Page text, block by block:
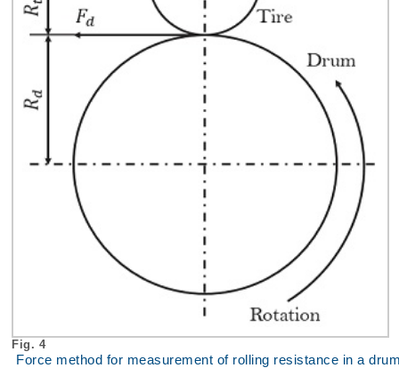
Fig. 4
Force method for measurement of rolling resistance in a